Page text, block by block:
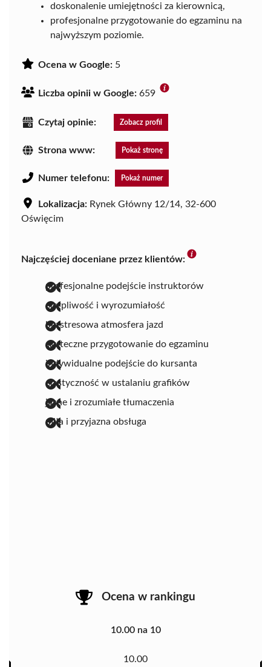
doskonalenie umiejętności za kierownicą,
profesjonalne przygotowanie do egzaminu na
najwyższym poziomie.
Ocena w Google: 5
Liczba opinii w Google: 659
Czytaj opinie: Zobacz profil
Strona www: Pokaż stronę
Numer telefonu: Pokaż numer
Lokalizacja: Rynek Główny 12/14, 32-600
Oświęcim
Najczęściej doceniane przez klientów:
profesjonalne podejście instruktorów
cierpliwość i wyrozumiałość
bezstresowa atmosfera jazd
skuteczne przygotowanie do egzaminu
indywidualne podejście do kursanta
elastyczność w ustalaniu grafików
jasne i zrozumiałe tłumaczenia
miła i przyjazna obsługa
Ocena w rankingu
10.00 na 10
10.00